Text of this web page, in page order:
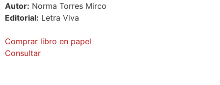
Autor: Norma Torres Mirco
Editorial: Letra Viva
Comprar libro en papel
Consultar